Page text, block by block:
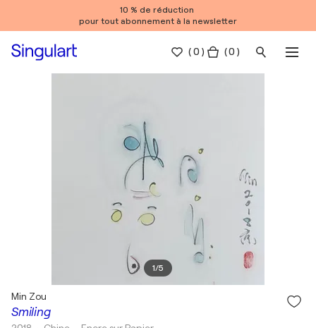
10 % de réduction
pour tout abonnement à la newsletter
(0 ) ( 0 )
1/5
Smiling
Min Zou